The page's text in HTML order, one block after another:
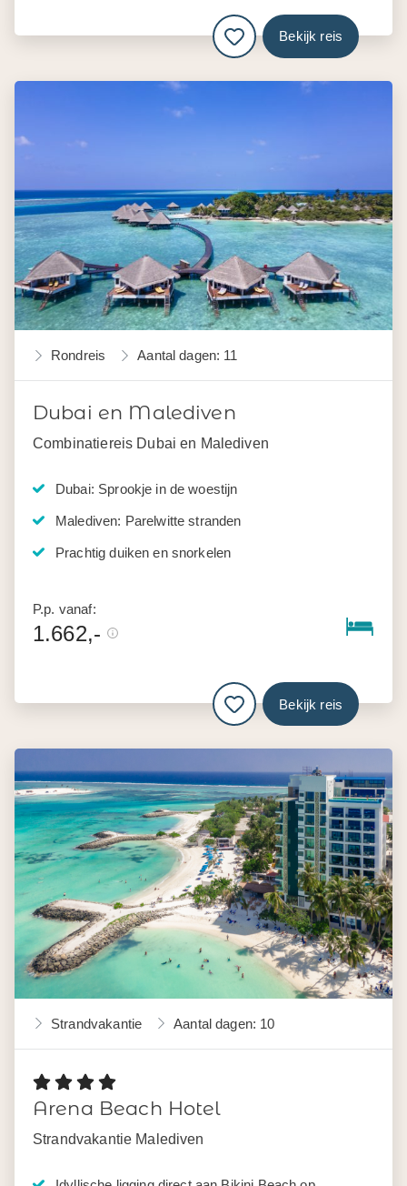
Bekijk reis
Rondreis Aantal dagen: 11
Dubai en Malediven
Combinatiereis Dubai en Malediven
Dubai: Sprookje in de woestijn
Malediven: Parelwitte stranden
Prachtig duiken en snorkelen
P.p. vanaf:
1.662,-
Bekijk reis
Strandvakantie Aantal dagen: 10
Arena Beach Hotel
Strandvakantie Malediven